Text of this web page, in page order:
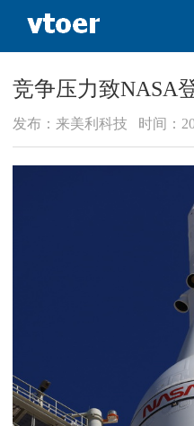
竞争压力致NASA
发布：来美利科技 时间：